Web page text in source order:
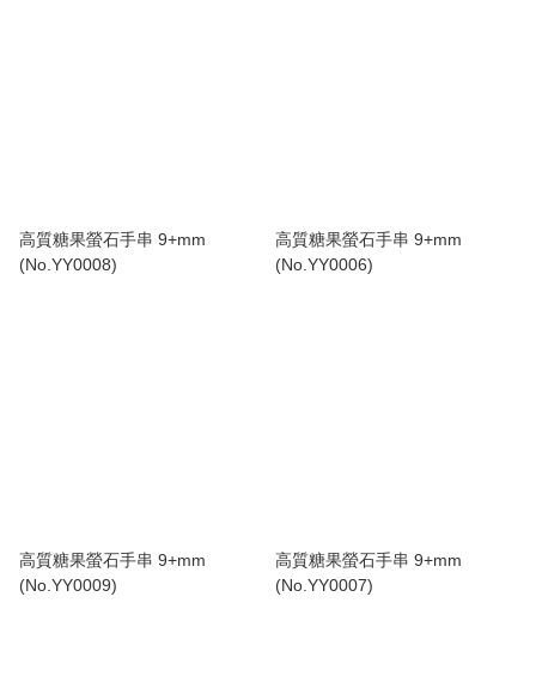
高質糖果螢石手串 9+mm
(No.YY0008)
高質糖果螢石手串 9+mm
(No.YY0006)
高質糖果螢石手串 9+mm
(No.YY0009)
高質糖果螢石手串 9+mm
(No.YY0007)